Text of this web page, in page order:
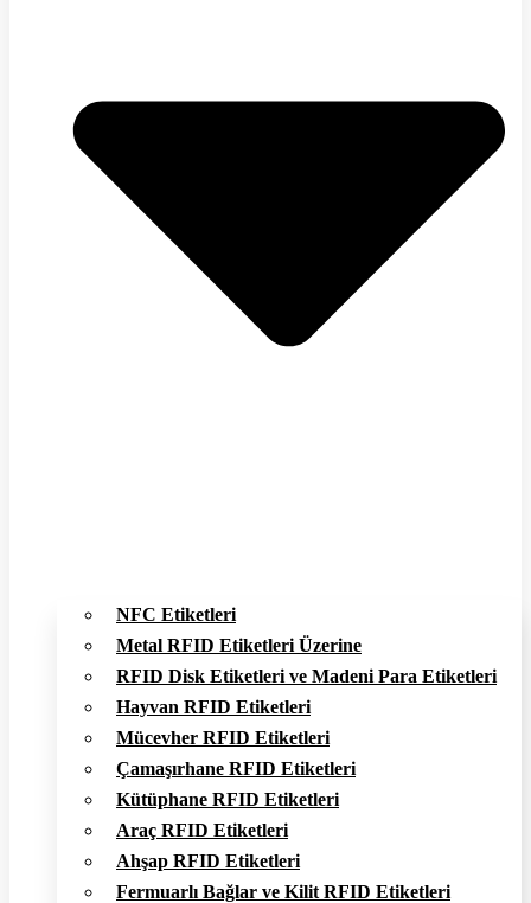
NFC Etiketleri
Metal RFID Etiketleri Üzerine
RFID Disk Etiketleri ve Madeni Para Etiketleri
Hayvan RFID Etiketleri
Mücevher RFID Etiketleri
Çamaşırhane RFID Etiketleri
Kütüphane RFID Etiketleri
Araç RFID Etiketleri
Ahşap RFID Etiketleri
Fermuarlı Bağlar ve Kilit RFID Etiketleri